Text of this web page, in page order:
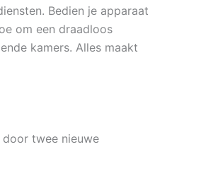
Bedien je apparaat
om een draadloos
kamers. Alles maakt
twee nieuwe